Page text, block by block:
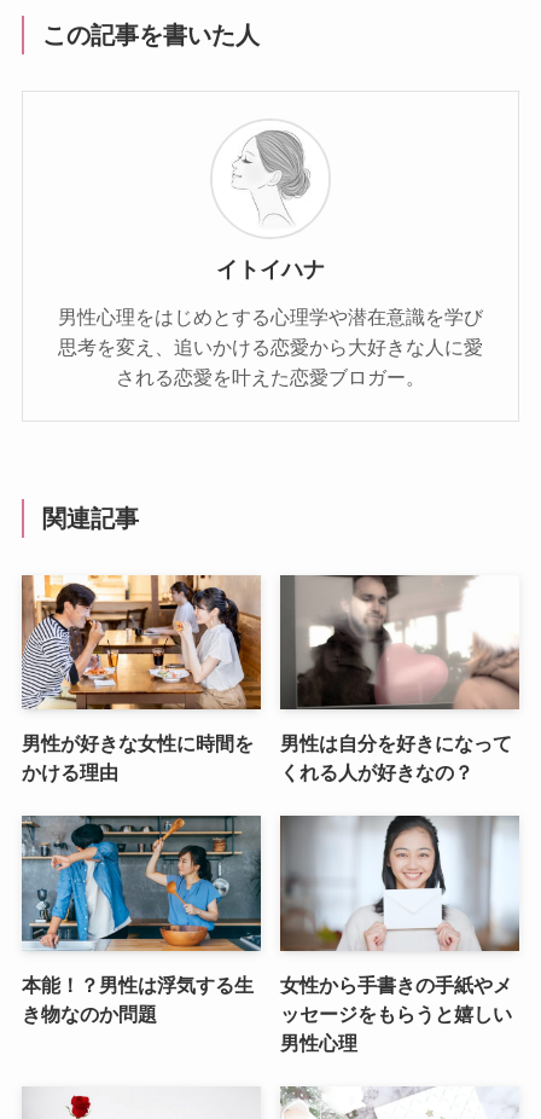
この記事を書いた人
イトイハナ
男性心理をはじめとする心理学や潜在意識を学び
思考を変え、追いかける恋愛から大好きな人に愛
される恋愛を叶えた恋愛ブロガー。
関連記事
男性が好きな女性に時間を
かける理由
男性は自分を好きになって
くれる人が好きなの？
本能！？男性は浮気する生
き物なのか問題
女性から手書きの手紙やメ
ッセージをもらうと嬉しい
男性心理